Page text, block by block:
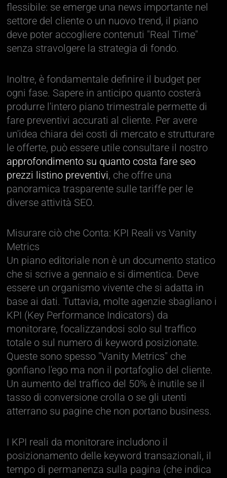
flessibile: se emerge una news importante nel
settore del cliente o un nuovo trend, il piano
deve poter accogliere contenuti "Real Time"
senza stravolgere la strategia di fondo.
Inoltre, è fondamentale definire il budget per
ogni fase. Sapere in anticipo quanto costerà
produrre l'intero piano trimestrale permette di
fare preventivi accurati al cliente. Per avere
un'idea chiara dei costi di mercato e strutturare
le offerte, può essere utile consultare il nostro
approfondimento su quanto costa fare seo
prezzi listino preventivi, che offre una
panoramica trasparente sulle tariffe per le
diverse attività SEO.
Misurare ciò che Conta: KPI Reali vs Vanity
Metrics
Un piano editoriale non è un documento statico
che si scrive a gennaio e si dimentica. Deve
essere un organismo vivente che si adatta in
base ai dati. Tuttavia, molte agenzie sbagliano i
KPI (Key Performance Indicators) da
monitorare, focalizzandosi solo sul traffico
totale o sul numero di keyword posizionate.
Queste sono spesso "Vanity Metrics" che
gonfiano l'ego ma non il portafoglio del cliente.
Un aumento del traffico del 50% è inutile se il
tasso di conversione crolla o se gli utenti
atterrano su pagine che non portano business.
I KPI reali da monitorare includono il
posizionamento delle keyword transazionali, il
tempo di permanenza sulla pagina (che indica